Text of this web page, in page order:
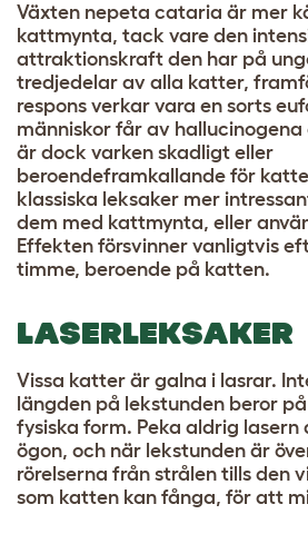
Växten nepeta cataria är mer
kattmynta, tack vare den
attraktionskraft den har på
tredjedelar av alla katter,
respons verkar vara en sorts
människor får av
är dock varken skadligt eller
beroendeframkallande för
klassiska leksaker mer
dem med kattmynta, eller
Effekten försvinner vanligtvis
timme, beroende på katten.
LASERLEKSAKER
Vissa katter är galna i lasrar.
längden på lekstunden beror
fysiska form. Peka aldrig
ögon, och när lekstunden är
rörelserna från strålen tills den
som katten kan fånga, för att